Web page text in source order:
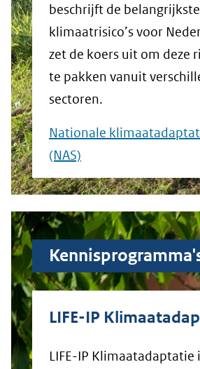
beschrijft de belangrijkste
klimaatrisico’s voor
zet de koers uit om deze
te pakken vanuit
sectoren.
Nationale
(NAS)
LIFE-IP
LIFE-IP Klimaatadaptatie